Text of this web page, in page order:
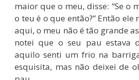
maior que o meu, disse: “Se o
o teu é o que então?” Então ele
aqui, o meu não é tão grande
notei que o seu pau estava
aquilo senti um frio na
esquisita, mas não deixei de